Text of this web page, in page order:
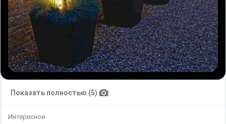
Показать полностью (5)
Интересное